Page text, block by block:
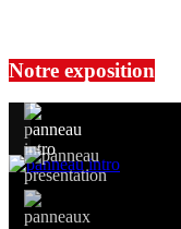
Notre exposition